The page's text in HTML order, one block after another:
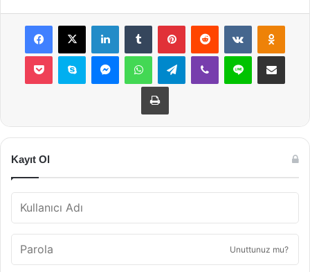
Facebook
X LinkedInTumblr PinterestReddit VKontakte
Pocket Skype MessengerWhatsAppTelegramViber Line E-Posta ile
Yazdır
Kayıt Ol
Unuttunuz mu?